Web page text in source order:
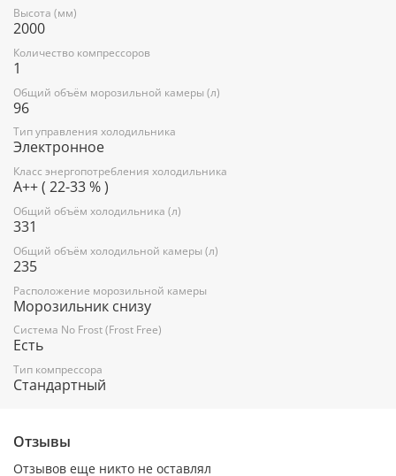
Тип управления: электронный
Класс энергопотребления: A++
Количество компрессоров: 1
Годовое потребление энергии: 248 кВтч/год
Цвет: черный
Холодильное отделение:
Полки из стекла
1 дверная полка для бутылок без фиксатора
3 дверные полки
Multiflow 360°: многопоточная 3D подача воздуха
Система Nо Frost (Frost Free, Ноу Фрост)
Ящик для овощей и фруктов
Вкладыш для яиц: 1/6
Высота (мм)
2000
Количество компрессоров
1
Общий объём морозильной камеры (л)
96
Тип управления холодильника
Электронное
Класс энергопотребления холодильника
A++ ( 22-33 % )
Общий объём холодильника (л)
331
Общий объём холодильной камеры (л)
235
Расположение морозильной камеры
Морозильник снизу
Система No Frost (Frost Free)
Есть
Тип компрессора
Стандартный
Отзывы
Отзывов еще никто не оставлял